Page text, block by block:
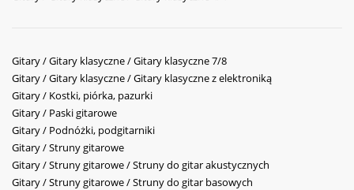
Gitary / Gitary klasyczne / Gitary klasyczne 7/8
Gitary / Gitary klasyczne / Gitary klasyczne z elektroniką
Gitary / Kostki, piórka, pazurki
Gitary / Paski gitarowe
Gitary / Podnóżki, podgitarniki
Gitary / Struny gitarowe
Gitary / Struny gitarowe / Struny do gitar akustycznych
Gitary / Struny gitarowe / Struny do gitar basowych